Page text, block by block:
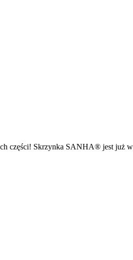
części! Skrzynka SANHA® jest już